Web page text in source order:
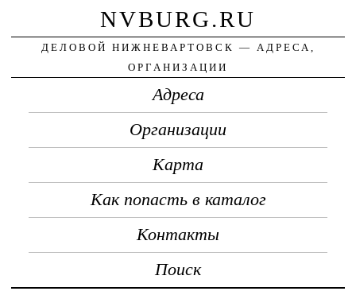
NVBURG.RU
ДЕЛОВОЙ НИЖНЕВАРТОВСК — АДРЕСА,
ОРГАНИЗАЦИИ
Адреса
Организации
Карта
Как попасть в каталог
Контакты
Поиск